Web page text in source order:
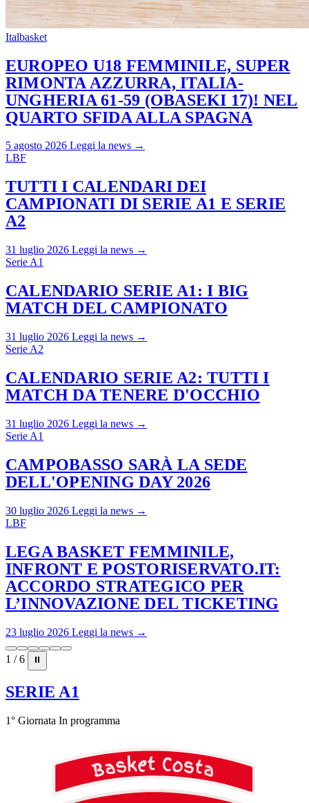
Italbasket
EUROPEO U18 FEMMINILE, SUPER
RIMONTA AZZURRA, ITALIA-
UNGHERIA 61-59 (OBASEKI 17)! NEL
QUARTO SFIDA ALLA SPAGNA
5 agosto 2026 Leggi la news →
LBF
TUTTI I CALENDARI DEI
CAMPIONATI DI SERIE A1 E SERIE
A2
31 luglio 2026 Leggi la news →
Serie A1
CALENDARIO SERIE A1: I BIG
MATCH DEL CAMPIONATO
31 luglio 2026 Leggi la news →
Serie A2
CALENDARIO SERIE A2: TUTTI I
MATCH DA TENERE D'OCCHIO
31 luglio 2026 Leggi la news →
Serie A1
CAMPOBASSO SARÀ LA SEDE
DELL'OPENING DAY 2026
30 luglio 2026 Leggi la news →
LBF
LEGA BASKET FEMMINILE,
INFRONT E POSTORISERVATO.IT:
ACCORDO STRATEGICO PER
L’INNOVAZIONE DEL TICKETING
23 luglio 2026 Leggi la news →
1 / 6 ⏸
SERIE A1
1° Giornata In programma